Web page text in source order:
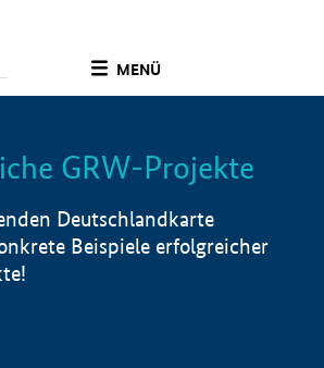
MENÜ
Info
GRW-Projekte
Deutschlandkarte
Beispiele erfolgreicher